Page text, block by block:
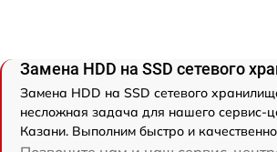
Замена HDD на SSD сетевого
Замена HDD на SSD сетевого
несложная задача для нашего сервис-
Казани. Выполним быстро и